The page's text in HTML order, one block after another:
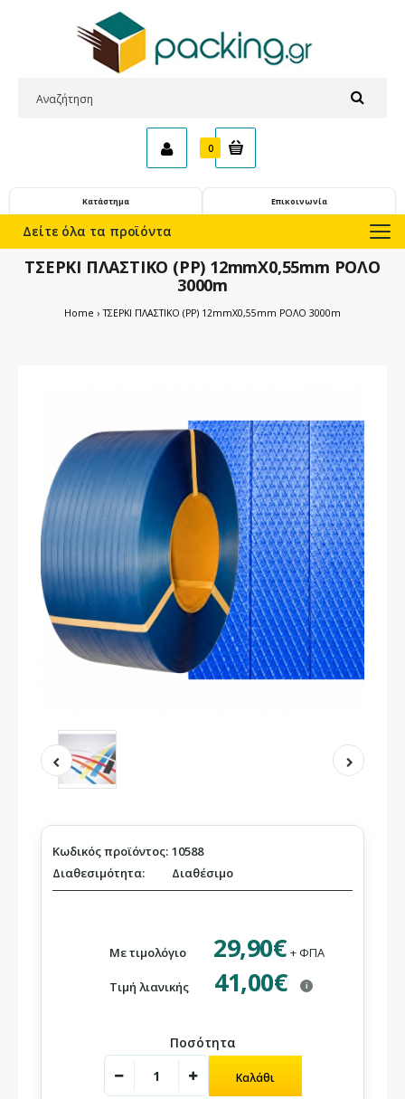
0
Κατάστημα Επικοινωνία
Δείτε όλα τα προϊόντα
ΤΣΕΡΚΙ ΠΛΑΣΤΙΚΟ (PP) 12mmX0,55mm ΡΟΛΟ
3000m
Home ΤΣΕΡΚΙ ΠΛΑΣΤΙΚΟ (PP) 12mmX0,55mm ΡΟΛΟ 3000m
Κωδικός προϊόντος: 10588
Διαθεσιμότητα:
Διαθέσιμο
Με τιμολόγιο 29,90€ + ΦΠΑ
Τιμή λιανικής 41,00€ i
Ποσότητα